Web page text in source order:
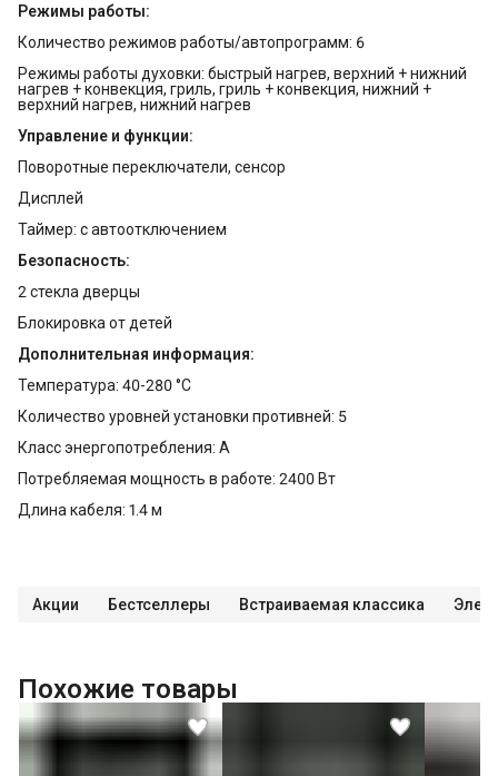
Режимы работы:
Количество режимов работы/автопрограмм: 6
Режимы работы духовки: быстрый нагрев, верхний + нижний
нагрев + конвекция, гриль, гриль + конвекция, нижний +
верхний нагрев, нижний нагрев
Управление и функции:
Поворотные переключатели, сенсор
Дисплей
Таймер: с автоотключением
Безопасность:
2 стекла дверцы
Блокировка от детей
Дополнительная информация:
Температура: 40-280 °C
Количество уровней установки противней: 5
Класс энергопотребления: A
Потребляемая мощность в работе: 2400 Вт
Длина кабеля: 1.4 м
Акции Бестселлеры Встраиваемая классика
Похожие товары